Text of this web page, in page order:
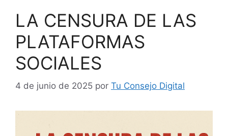
LA CENSURA DE LAS
PLATAFORMAS
SOCIALES
4 de junio de 2025 por Tu Consejo Digital